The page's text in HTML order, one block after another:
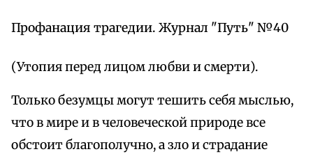
Профанация трагедии. Журнал "Путь" №40
(Утопия перед лицом любви и смерти).
Только безумцы могут тешить себя мыслью,
что в мире и в человеческой природе все
обстоит благополучно, а зло и страдание